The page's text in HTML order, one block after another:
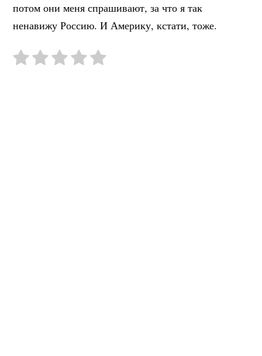
потом они меня спрашивают, за что я так
ненавижу Россию. И Америку, кстати, тоже.